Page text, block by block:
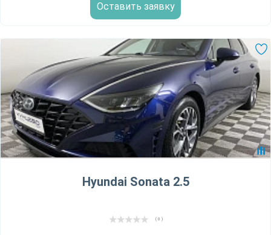
Оставить заявку
Hyundai Sonata 2.5
( 0 )